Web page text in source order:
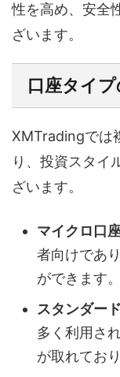
性を高め、安全
ざいます。
口座タイ
XMTradingでは
り、投資スタイ
ざいます。
マイクロ口
者向けであ
ができます。
スタンダー
多く利用さ
が取れており